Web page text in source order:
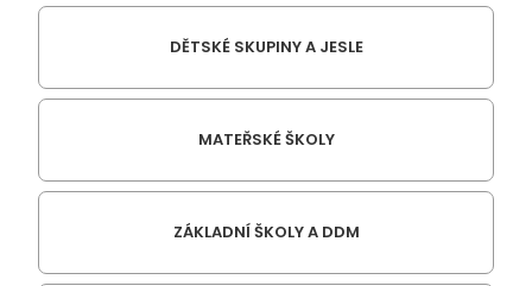
DĚTSKÉ SKUPINY A JESLE
MATEŘSKÉ ŠKOLY
ZÁKLADNÍ ŠKOLY A DDM